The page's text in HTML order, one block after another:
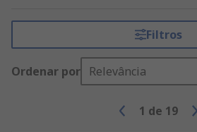
Filtros
Ordenar por Relevância
1 de 19